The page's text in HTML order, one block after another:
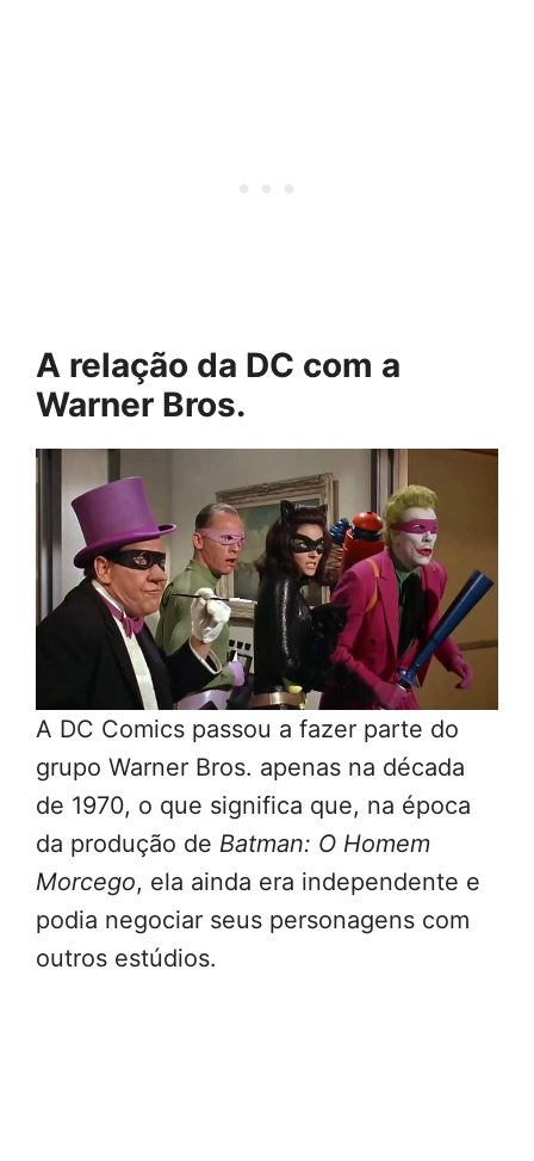
A relação da DC com a
Warner Bros.
A DC Comics passou a fazer parte do
grupo Warner Bros. apenas na década
de 1970, o que significa que, na época
da produção de Batman: O Homem
Morcego, ela ainda era independente e
podia negociar seus personagens com
outros estúdios.